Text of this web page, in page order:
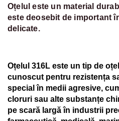
Oțelul este un material
este deosebit de important
delicate.
Oțelul 316L este un tip de
cunoscut pentru rezistența
special în medii agresive,
cloruri sau alte substanțe
pe scară largă în industrii